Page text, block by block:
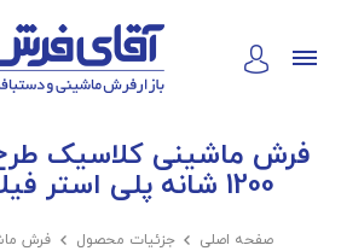
1200 شانه پلی استر فیلامنت فرهی
صفحه اصلی  جزئیات محصول  فرش